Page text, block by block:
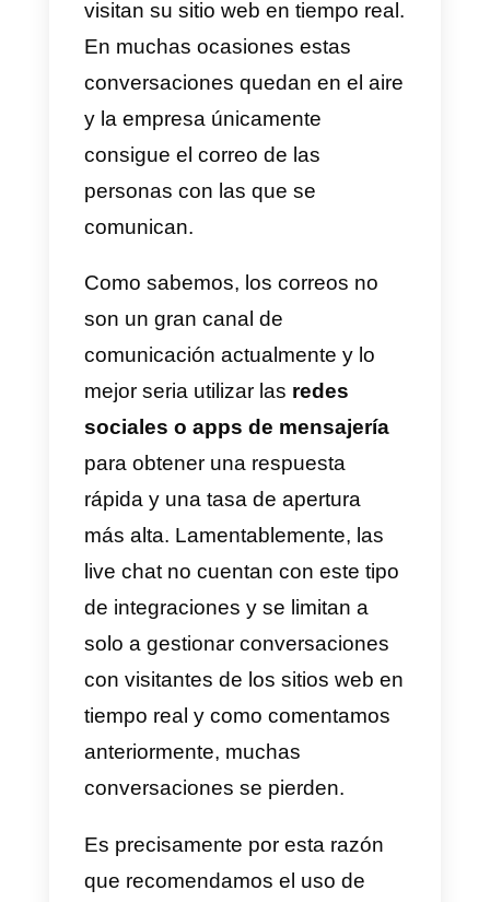
algunas herramientas de
comunicación que ayudan a
aumentar el rango de
comunicación con los clientes
como Facebook Messenger,
email y SMS.
Por esta razón recomendamos
utilizar herramientas como
Callbell . Las cuales permiten
atender a las personas desde la
web pero a través de las redes
sociales más usadas por los
usuarios. Esto asegura un mejor
porcentaje de respuesta, más
ventas y comunicación continua.